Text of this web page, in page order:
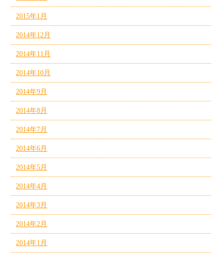
2015年1月
2014年12月
2014年11月
2014年10月
2014年9月
2014年8月
2014年7月
2014年6月
2014年5月
2014年4月
2014年3月
2014年2月
2014年1月